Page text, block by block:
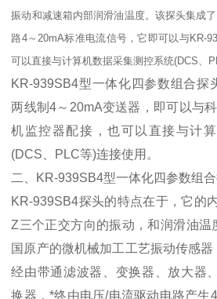
振动和减速箱内部润滑油温度。该探头集成
路4～20mA标准电流信号，它即可以与KR-
可以直接与计算机数据采集测控系统(DCS、
KR-939SB4型一体化四参数组合探
两线制4～20mA变送器，即可以与
机监控器配接，也可以直接与计
(DCS、PLC等)连接使用。
二、KR-939SB4型一体化四参数组合
KR-939SB4探头的特点在于，它的
Z三个正交方向的振动，和润滑油温
国原产的微机械加工工艺振动传感
经由带通滤波器、变换器、放大器
换器，*终由电压/电流驱动电路产生